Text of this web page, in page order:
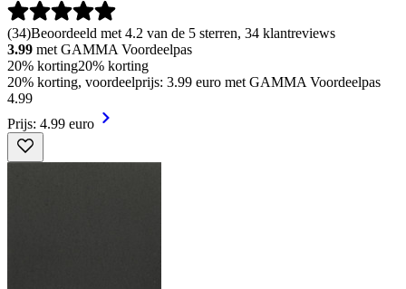
(34)Beoordeeld met 4.2 van de 5 sterren, 34 klantreviews
3.99 met GAMMA Voordeelpas
20% korting20% korting
20% korting, voordeelprijs: 3.99 euro met GAMMA Voordeelpas
4.99
Prijs: 4.99 euro